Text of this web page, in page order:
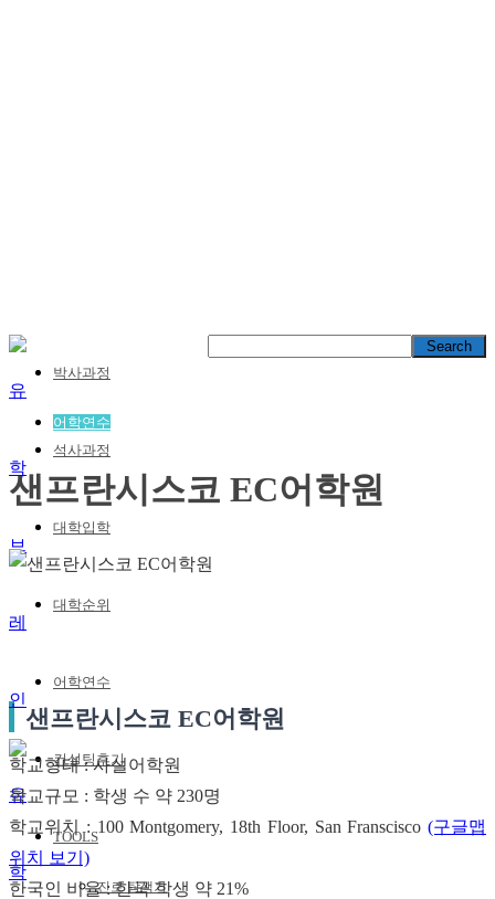
박사과정
석사과정
대학입학
대학순위
어학연수
컨설팅후기
TOOLS
진로 탐색기
어학연수
샌프란시스코 EC어학원
샌프란시스코 EC어학원
학교형태 : 사설어학원
학교규모 : 학생 수 약 230명
학교위치 : 100 Montgomery, 18th Floor, San Franscisco (구글맵
위치 보기)
한국인 비율 : 한국 학생 약 21%